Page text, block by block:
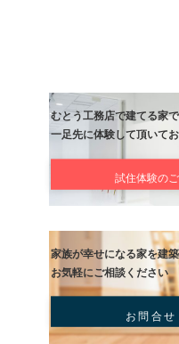
とくに月島くん（八丈島の
みなさんありがとうござい
リフォー
前の記事